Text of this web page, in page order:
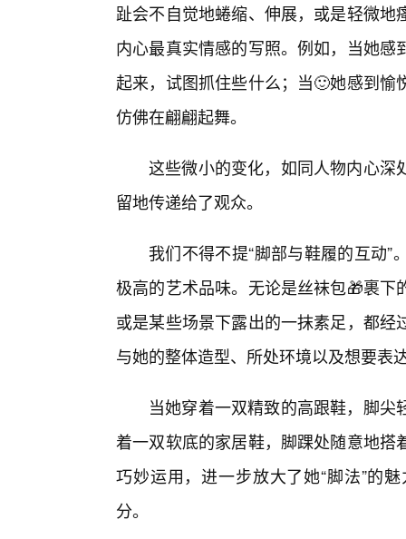
趾会不自觉地蜷缩、伸展，或是轻微
内心最真实情感的写照。例如，当她
起来，试图抓住些什么；当🙂她感到
仿佛在翩翩起舞。
这些微小的变化，如同人物内心深
留地传递给了观众。
我们不得不提“脚部与鞋履的互动
极高的艺术品味。无论是丝袜包🎁裹
或是某些场景下露出的一抹素足，都
与她的整体造型、所处环境以及想要表
当她穿着一双精致的高跟鞋，脚
着一双软底的家居鞋，脚踝处随意地
巧妙运用，进一步放大了她“脚法”的
分。